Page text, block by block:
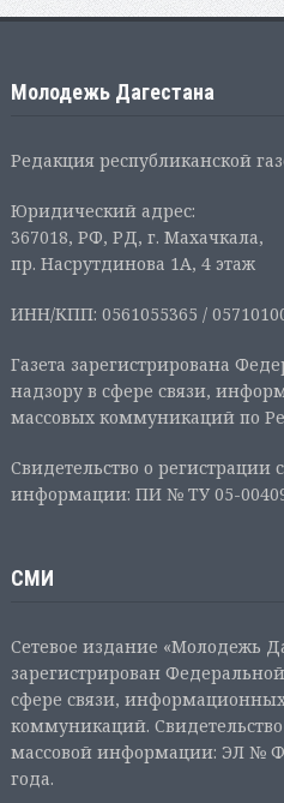
Молодежь Дагестана
Редакция республиканской
Юридический адрес:
367018, РФ, РД, г. Махачкала,
пр. Насрутдинова 1А, 4 этаж
ИНН/КПП: 0561055365 /
Газета зарегистрирована
надзору в сфере связи,
массовых коммуникаций по
Свидетельство о регистрации
информации: ПИ № ТУ 05-00409
СМИ
Сетевое издание «Молодежь
зарегистрирован
сфере связи,
коммуникаций.
массовой информации: ЭЛ №
года.